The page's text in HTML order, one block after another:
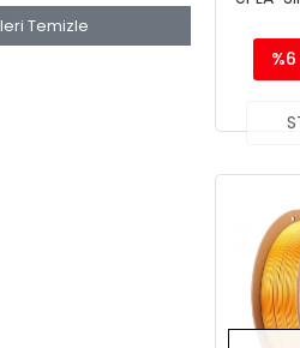
Temizle
%6